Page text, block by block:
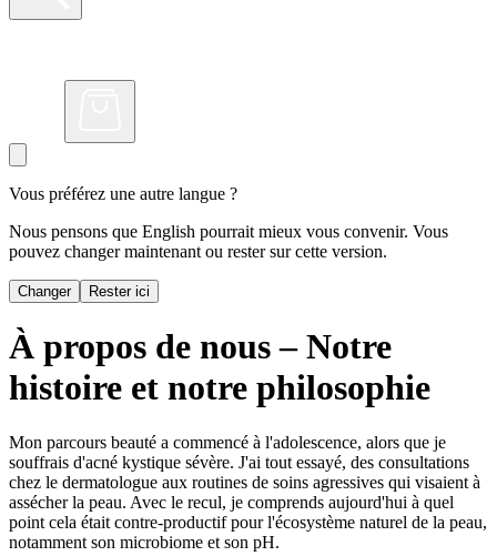
Vous préférez une autre langue ?
Nous pensons que English pourrait mieux vous convenir. Vous
pouvez changer maintenant ou rester sur cette version.
Changer Rester ici
À propos de nous – Notre
histoire et notre philosophie
Mon parcours beauté a commencé à l'adolescence, alors que je
souffrais d'acné kystique sévère. J'ai tout essayé, des consultations
chez le dermatologue aux routines de soins agressives qui visaient à
assécher la peau. Avec le recul, je comprends aujourd'hui à quel
point cela était contre-productif pour l'écosystème naturel de la peau,
notamment son microbiome et son pH.